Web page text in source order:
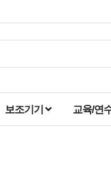
보조기기 교육/연